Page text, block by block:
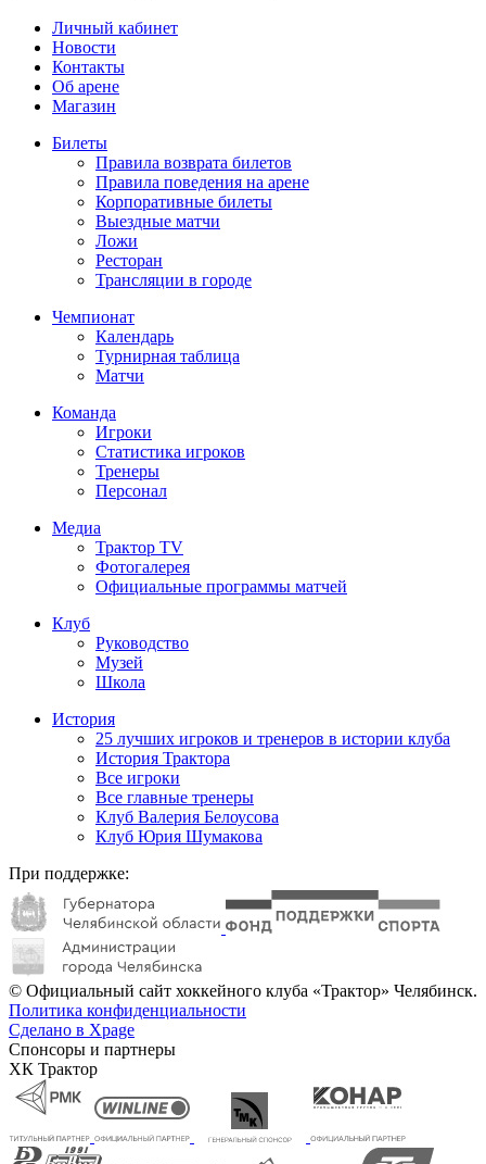
Личный кабинет
Новости
Контакты
Об арене
Магазин
Билеты
Правила возврата билетов
Правила поведения на арене
Корпоративные билеты
Выездные матчи
Ложи
Ресторан
Трансляции в городе
Чемпионат
Календарь
Турнирная таблица
Матчи
Команда
Игроки
Статистика игроков
Тренеры
Персонал
Медиа
Трактор TV
Фотогалерея
Официальные программы матчей
Клуб
Руководство
Музей
Школа
История
25 лучших игроков и тренеров в истории клуба
История Трактора
Все игроки
Все главные тренеры
Клуб Валерия Белоусова
Клуб Юрия Шумакова
При поддержке:
© Официальный сайт хоккейного клуба «Трактор» Челябинск.
Политика конфиденциальности
Сделано в Xpage
Спонсоры и партнеры
ХК Трактор